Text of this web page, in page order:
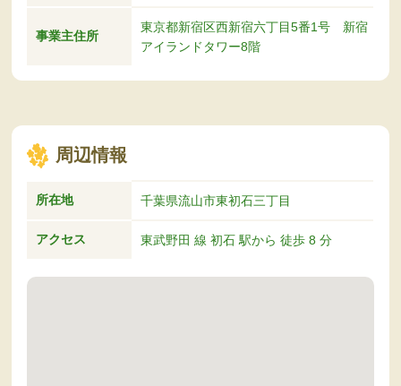
事業主住所
東京都新宿区西新宿六丁目5番1号 新宿
アイランドタワー8階
周辺情報
所在地 千葉県流山市東初石三丁目
アクセス 東武野田 線 初石 駅から 徒歩 8 分